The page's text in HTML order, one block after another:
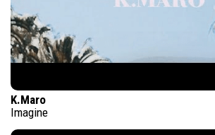
K.Maro
Imagine